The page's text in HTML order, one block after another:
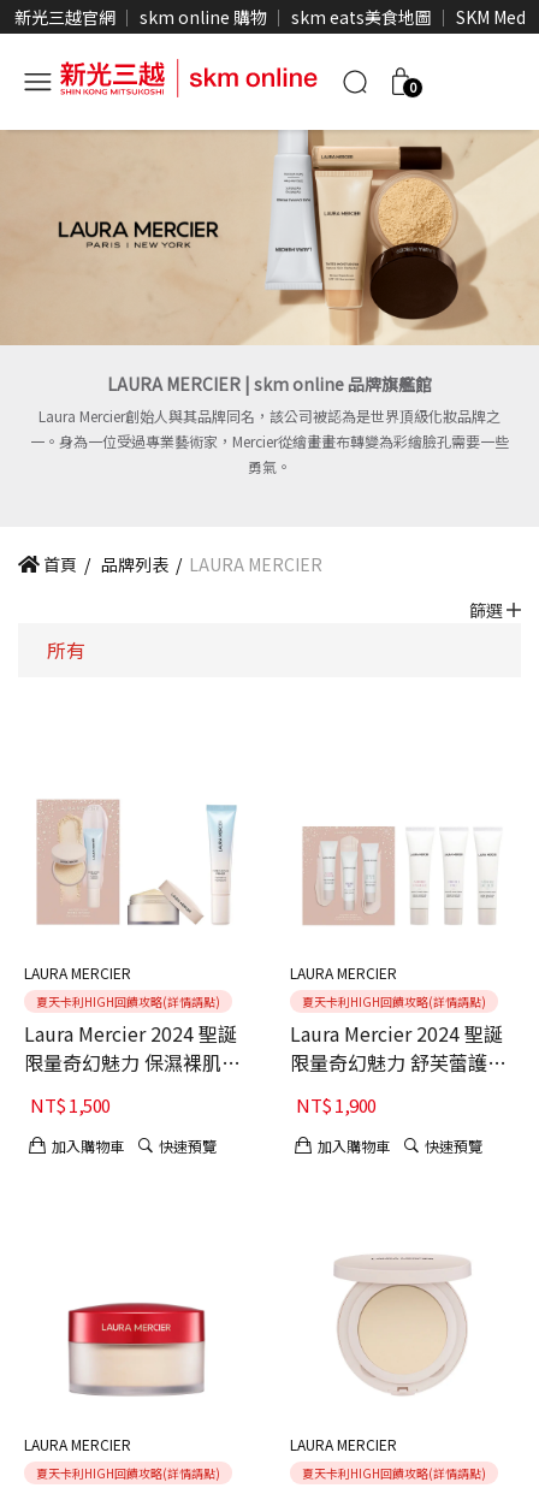
新光三越官網 skm online 購物 skm eats美食地圖 SKM Media
0
LAURA MERCIER | skm online 品牌旗艦館
Laura Mercier創始人與其品牌同名，該公司被認為是世界頂級化妝品牌之
一。身為一位受過專業藝術家，Mercier從繪畫畫布轉變為彩繪臉孔需要一些
勇氣。
首頁 / 品牌列表 / LAURA MERCIER
篩選
所有
LAURA MERCIER
夏天卡利HIGH回饋攻略(詳情請點)
Laura Mercier 2024 聖誕
限量奇幻魅力 保濕裸肌持
NT$1,500
加入購物車 快速預覽
LAURA MERCIER
夏天卡利HIGH回饋攻略(詳情請點)
Laura Mercier 2024 聖誕
限量奇幻魅力 舒芙蕾護手
NT$1,900
加入購物車 快速預覽
LAURA MERCIER
夏天卡利HIGH回饋攻略(詳情請點)
LAURA MERCIER
夏天卡利HIGH回饋攻略(詳情請點)